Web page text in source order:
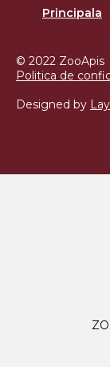
Principala
© 2022 ZooApis
Politica de
Designed by